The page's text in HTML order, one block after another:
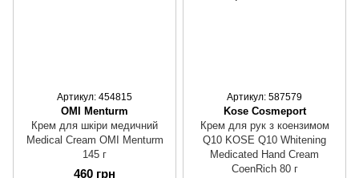
Артикул: 454815
OMI Menturm
Крем для шкіри медичний
Medical Cream OMI Menturm
145 г
460 грн
Артикул: 587579
Kose Cosmeport
Крем для рук з коензимом
Q10 KOSE Q10 Whitening
Medicated Hand Cream
CoenRich 80 г